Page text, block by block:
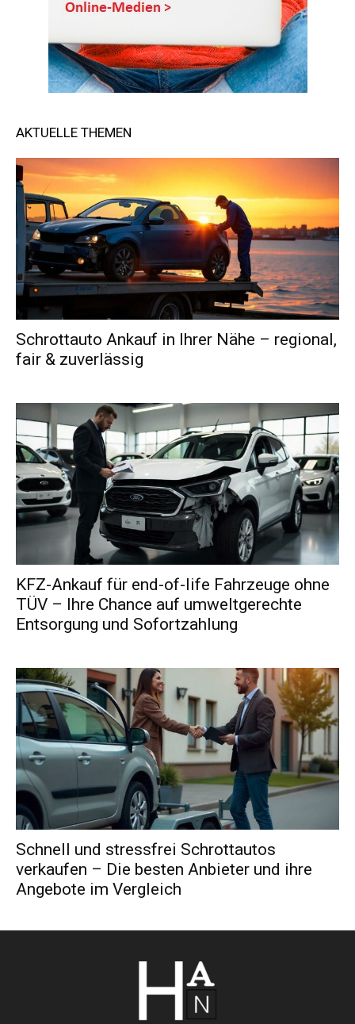
AKTUELLE THEMEN
Schrottauto Ankauf in Ihrer Nähe – regional,
fair & zuverlässig
KFZ-Ankauf für end-of-life Fahrzeuge ohne
TÜV – Ihre Chance auf umweltgerechte
Entsorgung und Sofortzahlung
Schnell und stressfrei Schrottautos
verkaufen – Die besten Anbieter und ihre
Angebote im Vergleich